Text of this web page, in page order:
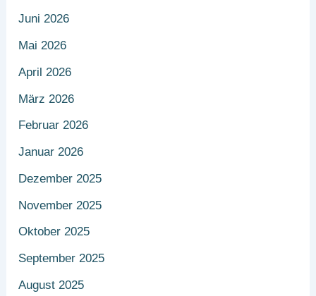
Juni 2026
Mai 2026
April 2026
März 2026
Februar 2026
Januar 2026
Dezember 2025
November 2025
Oktober 2025
September 2025
August 2025